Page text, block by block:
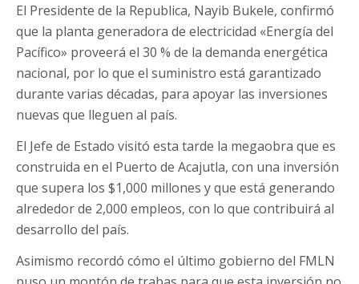
El Presidente de la Republica, Nayib Bukele, confirmó
que la planta generadora de electricidad «Energía del
Pacífico» proveerá el 30 % de la demanda energética
nacional, por lo que el suministro está garantizado
durante varias décadas, para apoyar las inversiones
nuevas que lleguen al país.
El Jefe de Estado visitó esta tarde la megaobra que es
construida en el Puerto de Acajutla, con una inversión
que supera los $1,000 millones y que está generando
alrededor de 2,000 empleos, con lo que contribuirá al
desarrollo del país.
Asimismo recordó cómo el último gobierno del FMLN